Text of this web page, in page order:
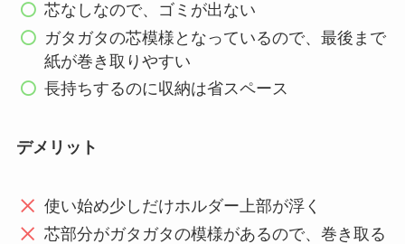
芯なしなので、ゴミが出ない
ガタガタの芯模様となっているので、最後まで
紙が巻き取りやすい
長持ちするのに収納は省スペース
デメリット
使い始め少しだけホルダー上部が浮く
芯部分がガタガタの模様があるので、巻き取る